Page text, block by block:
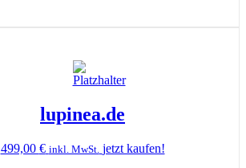
lupinea.de
499,00 € inkl. MwSt. jetzt kaufen!